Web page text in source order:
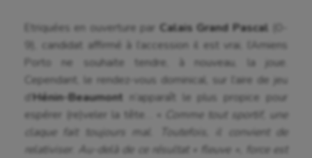
Etriquées en ouverture par Calais Grand Pascal
9), candidat affirmé à l’accession il est vrai, l’Amiens
Porto ne souhaite tendre, à nouveau, la joue.
Cependant, le rendez-vous dominical, sur l’aire de jeu
d’ Hénin-Beaumont n’apparaît le plus propice pour
espérer (re)veler la tête… «
Comme tout sportif, une
claque fait toujours mal. Toutefois, il convient de
relativiser. Au-delà de ce résultat « fleuve », force est